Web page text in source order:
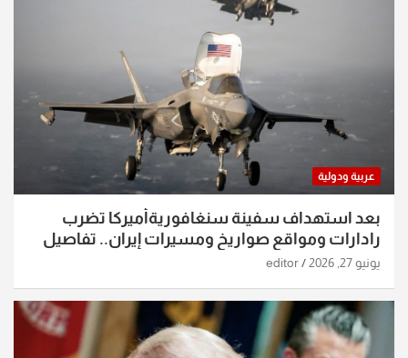
عربية ودولية
بعد استهداف سفينة سنغافوريةأميركا تضرب
رادارات ومواقع صواريخ ومسيرات إيران.. تفاصيل
الساعات الماضية
يونيو 27, 2026 editor